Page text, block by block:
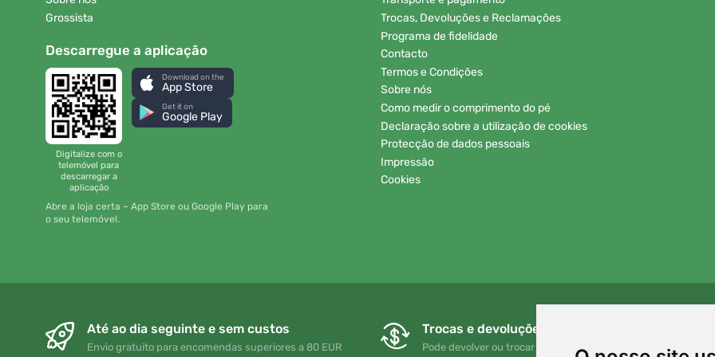
Grossista
Descarregue a aplicação
Digitalize com o
telemóvel para
descarregar a
aplicação
Download on the
App Store
Get it on
Google Play
Abre a loja certa – App Store ou Google Play para
o seu telemóvel.
Trocas, Devoluções e Reclamações
Programa de fidelidade
Contacto
Termos e Condições
Sobre nós
Como medir o comprimento do pé
Declaração sobre a utilização de cookies
Protecção de dados pessoais
Impressão
Cookies
Até ao dia seguinte e sem custos
Envio gratuito para encomendas superiores a 80 EUR
Trocas e devoluções gratuitas
Pode devolver ou trocar a sua encomenda em qualquer